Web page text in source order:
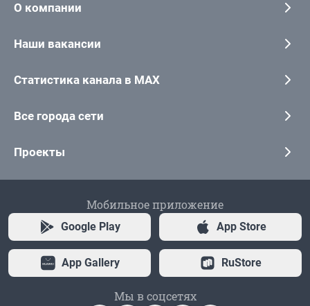
О компании
Наши вакансии
Статистика канала в MAX
Все города сети
Проекты
Мобильное приложение
Google Play App Store
App Gallery RuStore
Мы в соцсетях